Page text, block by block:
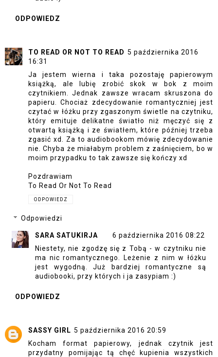
ODPOWIEDZ
TO READ OR NOT TO READ 5 października 2016
16:31
Ja jestem wierna i taka pozostaję papierowym
książką, ale lubię zrobić skok w bok z moim
czytnikiem. Jednak zawsze wracam skruszona do
papieru. Chociaż zdecydowanie romantyczniej jest
czytać w łóżku przy zgaszonym świetle na czytniku,
który emituje delikatne światło niż męczyć się z
otwartą książką i ze światłem, które później trzeba
zgasić xd. Za to audiobookom mówię zdecydowanie
nie. Chyba że miałabym problem z zaśnięciem, bo w
moim przypadku to tak zawsze się kończy xd
Pozdrawiam
To Read Or Not To Read
ODPOWIEDZ
Odpowiedzi
SARA SATUKIRJA
6 października 2016 08:22
Niestety, nie zgodzę się z Tobą - w czytniku nie
ma nic romantycznego. Leżenie z nim w łóżku
jest wygodną. Już bardziej romantyczne są
audiobooki, przy których i ja zasypiam :)
ODPOWIEDZ
SASSY GIRL 5 października 2016 20:59
Kocham format papierowy, jednak czytnik jest
przydatny pomijając tą chęć kupienia wszystkich